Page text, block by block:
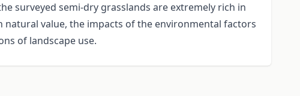
surveyed semi-dry grasslands are extremely rich in
value, the impacts of the environmental factors
of landscape use.